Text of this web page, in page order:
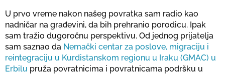
U prvo vreme nakon našeg povratka sam radio kao
nadničar na građevini, da bih prehranio porodicu. Ipak
sam tražio dugoročnu perspektivu. Od jednog prijatelja
sam saznao da Nemački centar za poslove, migraciju i
reintegraciju u Kurdistanskom regionu u Iraku (GMAC) u
Erbilu pruža povratnicima i povratnicama podršku u